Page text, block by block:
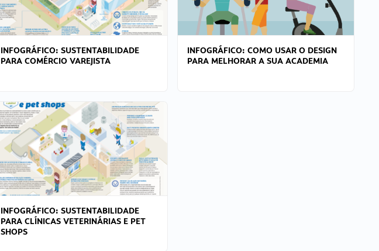
INFOGRÁFICO: SUSTENTABILIDADE
PARA COMÉRCIO VAREJISTA
INFOGRÁFICO: COMO USAR O DESIGN
PARA MELHORAR A SUA ACADEMIA
INFOGRÁFICO: SUSTENTABILIDADE
PARA CLÍNICAS VETERINÁRIAS E PET
SHOPS